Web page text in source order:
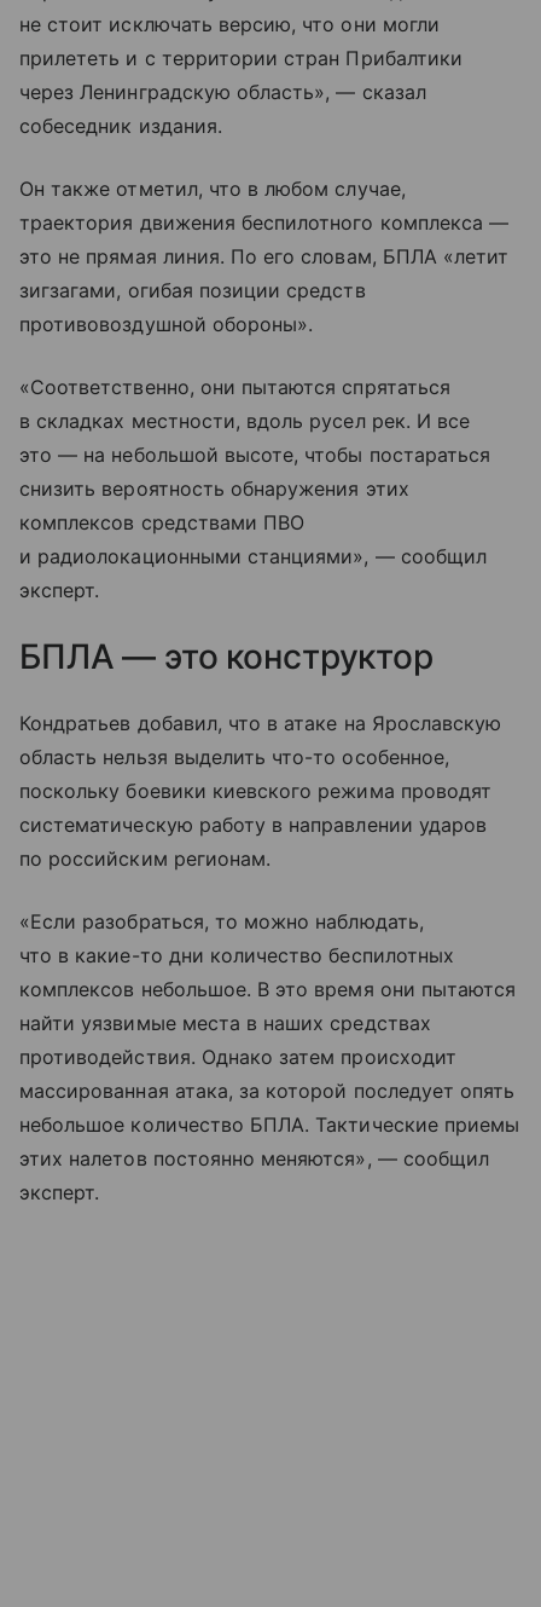
не стоит исключать версию, что они могли
прилететь и с территории стран Прибалтики
через Ленинградскую область», — сказал
собеседник издания.
Он также отметил, что в любом случае,
траектория движения беспилотного комплекса —
это не прямая линия. По его словам, БПЛА «летит
зигзагами, огибая позиции средств
противовоздушной обороны».
«Соответственно, они пытаются спрятаться
в складках местности, вдоль русел рек. И все
это — на небольшой высоте, чтобы постараться
снизить вероятность обнаружения этих
комплексов средствами ПВО
и радиолокационными станциями», — сообщил
эксперт.
БПЛА — это конструктор
Кондратьев добавил, что в атаке на Ярославскую
область нельзя выделить что-то особенное,
поскольку боевики киевского режима проводят
систематическую работу в направлении ударов
по российским регионам.
«Если разобраться, то можно наблюдать,
что в какие-то дни количество беспилотных
комплексов небольшое. В это время они пытаются
найти уязвимые места в наших средствах
противодействия. Однако затем происходит
массированная атака, за которой последует опять
небольшое количество БПЛА. Тактические приемы
этих налетов постоянно меняются», — сообщил
эксперт.